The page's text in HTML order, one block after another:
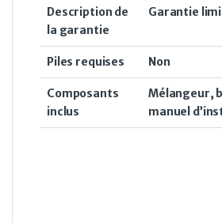
Description de
la garantie
‎Garantie
Piles requises Non
Composants
inclus
‎Mélangeur,
manuel